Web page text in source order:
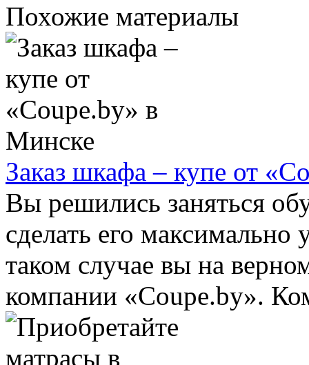
Похожие материалы
Заказ шкафа – купе от
Вы решились заняться
сделать его
таком случае вы на
компании «Coupe.by».